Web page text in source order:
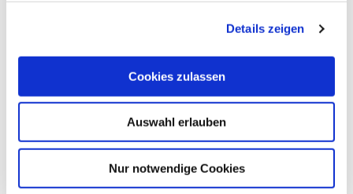
Details zeigen
Cookies zulassen
Auswahl erlauben
Nur notwendige Cookies